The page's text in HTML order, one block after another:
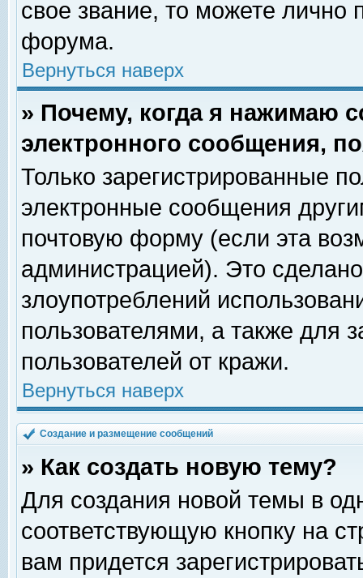
свое звание, то можете лично
форума.
Вернуться наверх
» Почему, когда я нажимаю
электронного сообщения,
Только зарегистрированные
электронные сообщения
почтовую форму (если эта
администрацией). Это
злоупотреблений
пользователями, а также для
пользователей от кражи.
Вернуться наверх
Создание и размещение сообщений
» Как создать новую тему?
Для создания новой темы в
соответствующую кнопку на
вам придется